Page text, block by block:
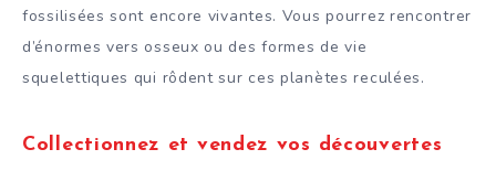
fossilisées sont encore vivantes. Vous pourrez rencontrer
d’énormes vers osseux ou des formes de vie
squelettiques qui rôdent sur ces planètes reculées.
Collectionnez et vendez vos découvertes